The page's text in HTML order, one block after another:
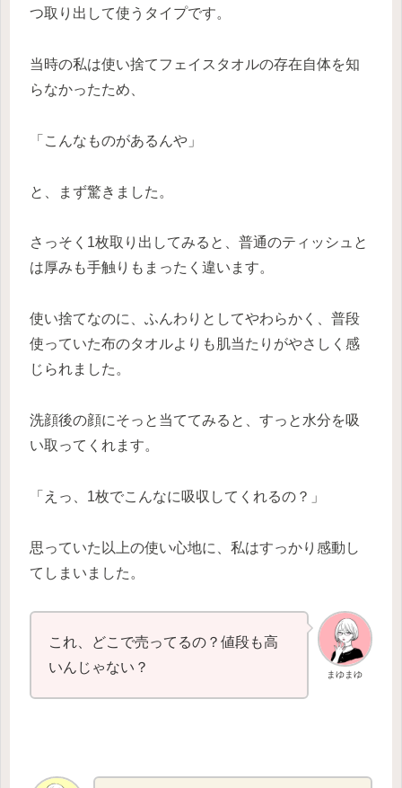
つ取り出して使うタイプです。
当時の私は使い捨てフェイスタオルの存在自体を知
らなかったため、
「こんなものがあるんや」
と、まず驚きました。
さっそく1枚取り出してみると、普通のティッシュと
は厚みも手触りもまったく違います。
使い捨てなのに、ふんわりとしてやわらかく、普段
使っていた布のタオルよりも肌当たりがやさしく感
じられました。
洗顔後の顔にそっと当ててみると、すっと水分を吸
い取ってくれます。
「えっ、1枚でこんなに吸収してくれるの？」
思っていた以上の使い心地に、私はすっかり感動し
てしまいました。
まゆまゆ
これ、どこで売ってるの？値段も高
いんじゃない？